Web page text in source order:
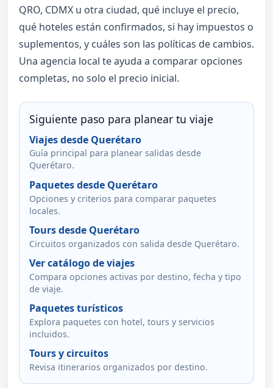
QRO, CDMX u otra ciudad, qué incluye el precio,
qué hoteles están confirmados, si hay impuestos o
suplementos, y cuáles son las políticas de cambios.
Una agencia local te ayuda a comparar opciones
completas, no solo el precio inicial.
Siguiente paso para planear tu viaje
Viajes desde Querétaro
Guía principal para planear salidas desde
Querétaro.
Paquetes desde Querétaro
Opciones y criterios para comparar paquetes
locales.
Tours desde Querétaro
Circuitos organizados con salida desde Querétaro.
Ver catálogo de viajes
Compara opciones activas por destino, fecha y tipo
de viaje.
Paquetes turísticos
Explora paquetes con hotel, tours y servicios
incluidos.
Tours y circuitos
Revisa itinerarios organizados por destino.